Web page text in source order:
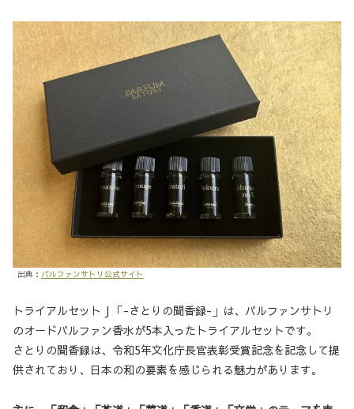
出典： パルファンサトリ公式サイト
トライアルセット J 「-さとりの聞香録-」は、パルファンサトリ
のオードパルファン香水が5本入ったトライアルセットです。
さとりの聞香録は、令和5年文化庁長官表彰受賞記念を記念して提
供されており、日本の和の要素を感じられる魅力があります。